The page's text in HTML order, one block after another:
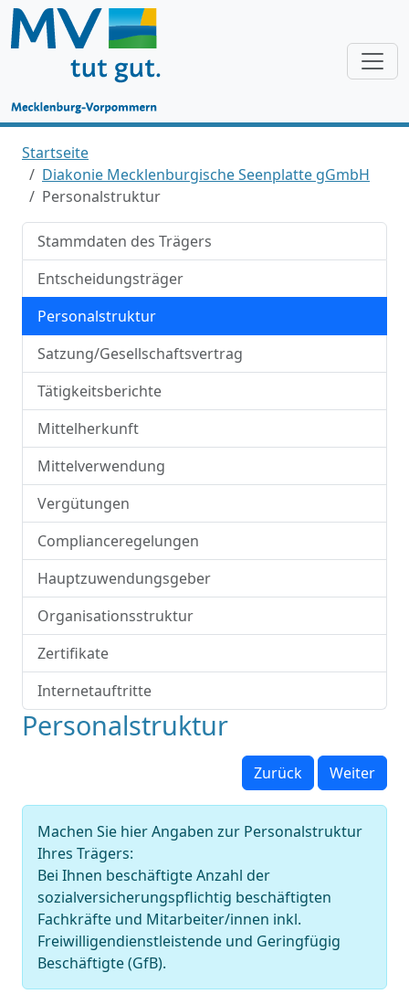
Startseite
Diakonie Mecklenburgische Seenplatte gGmbH
Personalstruktur
Stammdaten des Trägers
Entscheidungsträger
Personalstruktur
Satzung/Gesellschaftsvertrag
Tätigkeitsberichte
Mittelherkunft
Mittelverwendung
Vergütungen
Complianceregelungen
Hauptzuwendungsgeber
Organisationsstruktur
Zertifikate
Internetauftritte
Personalstruktur
Zurück Weiter
Machen Sie hier Angaben zur Personalstruktur
Ihres Trägers:
Bei Ihnen beschäftigte Anzahl der
sozialversicherungspflichtig beschäftigten
Fachkräfte und Mitarbeiter/innen inkl.
Freiwilligendienstleistende und Geringfügig
Beschäftigte (GfB).